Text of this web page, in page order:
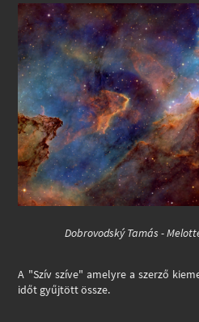
Dobrovodský Tamás -
A "Szív szíve" amelyre a szerző
időt gyűjtött össze.